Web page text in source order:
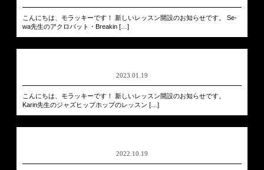
こんにちは、モラッキーです！ 新しいレッスン開設のお知らせです。 Se-
wa先生のアクロバット・Breakin […]
2023.01.19
こんにちは、モラッキーです！ 新しいレッスン開設のお知らせです。
Karin先生のジャズヒップホップのレッスン […]
2022.10.19